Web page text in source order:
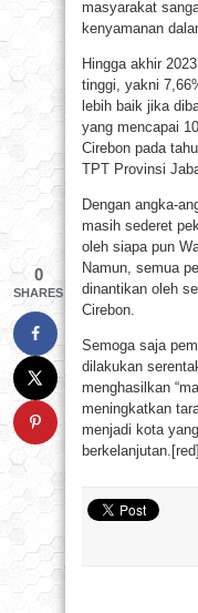
masyarakat
kenyamanan
Hingga akhir
tinggi, yakni
lebih baik jika
yang mencapai
Cirebon pada
TPT Provinsi
Dengan angka-
masih sederet
oleh siapa pun
Namun, semua
dinantikan oleh
Cirebon.
Semoga saja
dilakukan
menghasilkan
meningkatkan
menjadi kota
berkelanjutan.[red]
0
SHARES